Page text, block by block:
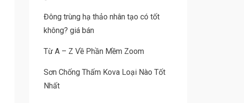
Đông trùng hạ thảo nhân tạo có tốt
không? giá bán
Từ A – Z Về Phần Mềm Zoom
Sơn Chống Thấm Kova Loại Nào Tốt
Nhất